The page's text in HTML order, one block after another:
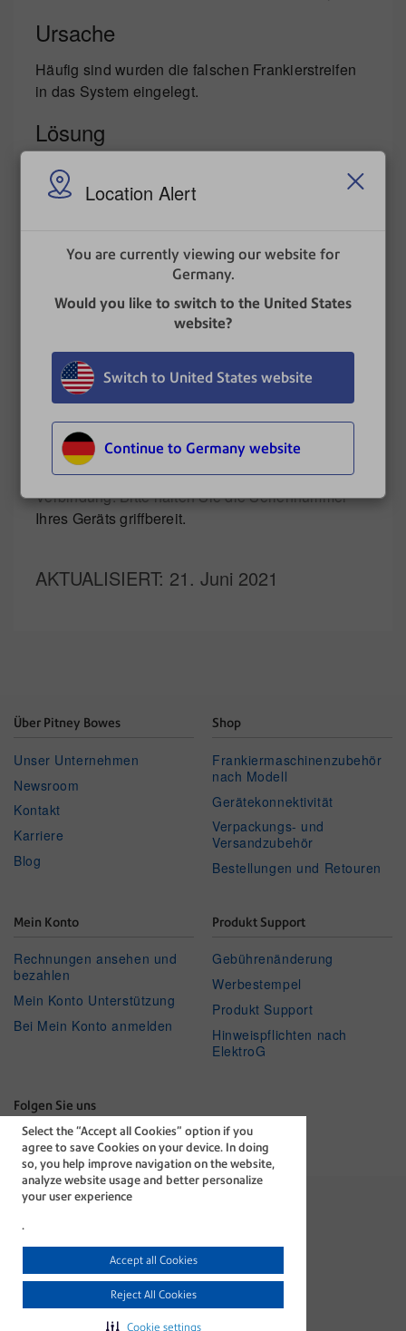
Select the “Accept all Cookies” option if you
agree to save Cookies on your device. In doing
so, you help improve navigation on the website,
analyze website usage and better personalize
your user experience
.
Accept all Cookies
Reject All Cookies
Cookie settings
Location Alert
You are currently viewing our website for
Germany.
Would you like to switch to the United States
website?
Switch to United States website
Continue to Germany website
Ursache
Häufig sind wurden die falschen Frankierstreifen
in das System eingelegt.
Lösung
Die richtigen Frankierstreifen für Ihr System:
Die Frankiersysteme DM50, DM60i, DM65i,
Bei übrigen Frankierstreifen kommt es zu
Die DM 300, DM400 Serie arbeitet problemlos mit
Die Connect+ und SendPro P Serie arbeitet
problemlos mit der Frankierstreifenrolle.
Wenn sich das Problem nicht beheben lässt,
setzen Sie sich mit dem Kundensupport in
Verbindung. Bitte halten Sie die Seriennummer
Ihres Geräts griffbereit.
AKTUALISIERT: 21. Juni 2021
Über Pitney Bowes
Unser Unternehmen
Newsroom
Kontakt
Karriere
Blog
Shop
Frankiermaschinenzubehör
nach Modell
Gerätekonnektivität
Verpackungs- und
Versandzubehör
Bestellungen und Retouren
Mein Konto
Rechnungen ansehen und
bezahlen
Mein Konto Unterstützung
Bei Mein Konto anmelden
Produkt Support
Gebührenänderung
Werbestempel
Produkt Support
Hinweispflichten nach
ElektroG
Folgen Sie uns
Facebook
LinkedinTwitterYoutube
The technology behind
every important delivery.
AGB
Datenschutz
Impressum
Cookie-Richtlinie